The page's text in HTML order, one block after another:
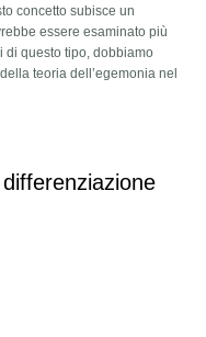
concetto subisce un
essere esaminato più
di questo tipo, dobbiamo
teoria dell’egemonia nel